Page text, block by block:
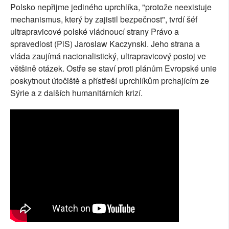
Polsko nepřijme jediného uprchlíka, "protože neexistuje
mechanismus, který by zajistil bezpečnost", tvrdí šéf
ultrapravicové polské vládnoucí strany Právo a
spravedlost (PiS) Jaroslaw Kaczynski. Jeho strana a
vláda zaujímá nacionalistický, ultrapravicový postoj ve
většině otázek. Ostře se staví proti plánům Evropské unie
poskytnout útočiště a přístřeší uprchlíkům prchajícím ze
Sýrie a z dalších humanitárních krizí.